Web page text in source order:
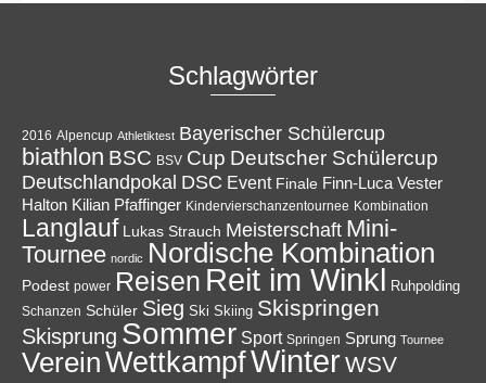
Schlagwörter
2016 Alpencup Athletiktest Bayerischer Schülercup
biathlon BSC BSV Cup Deutscher Schülercup
Deutschlandpokal DSC Event Finale Finn-Luca Vester
Halton Kilian Pfaffinger Kindervierschanzentournee Kombination
Langlauf Lukas Strauch Meisterschaft Mini-
Tournee nordic Nordische Kombination
Podest power Reisen Reit im Winkl Ruhpolding
Schanzen Schüler Sieg Ski Skiing Skispringen
Skisprung Sommer Sport Springen Sprung Tournee
VereinWettkampfWinterWSV